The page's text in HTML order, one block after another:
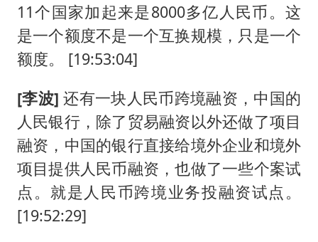
11个国家加起来是8000多亿人民币。这
是一个额度不是一个互换规模，只是一个
额度。 [19:53:04]
[李波] 还有一块人民币跨境融资，中国的
人民银行，除了贸易融资以外还做了项目
融资，中国的银行直接给境外企业和境外
项目提供人民币融资，也做了一些个案试
点。就是人民币跨境业务投融资试点。
[19:52:29]